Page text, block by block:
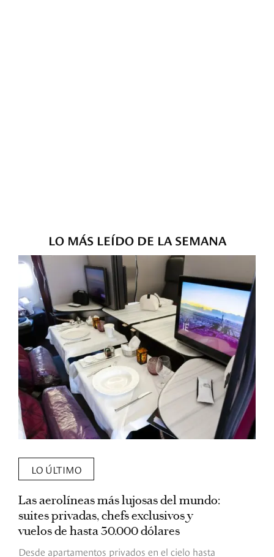
LO MÁS LEÍDO DE LA SEMANA
LO ÚLTIMO
Las aerolíneas más lujosas del mundo:
suites privadas, chefs exclusivos y
vuelos de hasta 30.000 dólares
Desde apartamentos privados en el cielo hasta